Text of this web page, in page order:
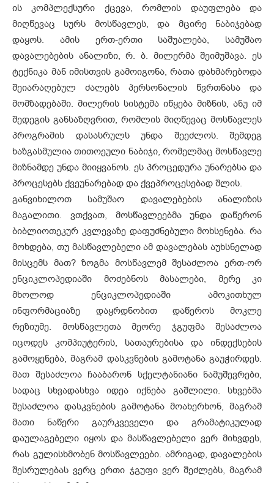
ის კომპლექსური ქცევა, რომლის დაუფლება და
მიღწევაც სურს მოსწავლეს, და მცირე ნაბიჯებად
დაყოს. ამის ერთ-ერთი საშუალება, სამუშაო
დავალებების ანალიზი, რ. ბ. მილერმა შეიმუშავა. ეს
ტექნიკა მან იმისთვის გამოიგონა, რათა დახმარებოდა
შეიარაღებულ ძალებს პერსონალის წვრთნასა და
მომზადებაში. მილერის სისტემა იწყება მიზნის, ანუ იმ
შედეგის განსაზღვრით, რომლის მიღწევაც მოსწავლეს
პროგრამის დასასრულს უნდა შეეძლოს. შემდეგ
ხაზგასმულია თითოეული ნაბიჯი, რომელმაც მოსწავლე
მიზნამდე უნდა მიიყვანოს. ეს პროცედურა უნარებსა და
პროცესებს ქვეუნარებად და ქვეპროცესებად შლის.
განვიხილოთ სამუშაო დავალებების ანალიზის
მაგალითი. ვთქვათ, მოსწავლეებმა უნდა დაწერონ
ბიბლიოთეკურ კვლევაზე დაფუძნებული მოხსენება. რა
მოხდება, თუ მასწავლებელი ამ დავალებას აუხსნელად
მისცემს მათ? ზოგმა მოსწავლემ შესაძლოა ერთ-ორ
ენციკლოპედიაში მოძებნოს მასალები, მერე კი
მხოლოდ ენციკლოპედიაში ამოკითხულ
ინფორმაციაზე დაყრდნობით დაწეროს მოკლე
რეზიუმე. მოსწავლეთა მეორე ჯგუფმა შესაძლოა
იცოდეს კომპიუტერის, სათაურებისა და ინდექსების
გამოყენება, მაგრამ დასკვნების გამოტანა გაუჭირდეს.
მათ შესაძლოა ჩააბარონ სქელტანიანი ნამუშევრები,
სადაც სხვადასხვა იდეა იქნება გაშლილი. სხვებმა
შესაძლოა დასკვნების გამოტანა მოახერხონ, მაგრამ
მათი ნაწერი გაურკვეველი და გრამატიკულად
დაულაგებელი იყოს და მასწავლებელი ვერ მიხვდეს,
რას გულისხმობენ მოსწავლეები. ამრიგად, დავალების
შესრულებას ვერც ერთი ჯგუფი ვერ შეძლებს, მაგრამ